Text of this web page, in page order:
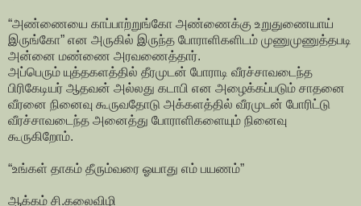
“அண்ணையை காப்பாற்றுங்கோ அண்ணைக்கு உறுதுணையாய்
இருங்கோ” என அருகில் இருந்த போராளிகளிடம் முணுமுணுத்தபடி
அன்னை மண்ணை அரவணைத்தார்.
அப்பெரும் யுத்தகளத்தில் தீரமுடன் போராடி வீரச்சாவடைந்த
பிரிகேடியர் ஆதவன் அல்லது கடாபி என அழைக்கப்படும் சாதனை
வீரனை நினைவு கூருவதோடு அக்களத்தில் வீரமுடன் போரிட்டு
வீரச்சாவடைந்த அனைத்து போராளிகளையும் நினைவு
கூருகிறோம்.
“உங்கள் தாகம் தீரும்வரை ஓயாது எம் பயணம்”
ஆக்கம் சி.கலைவிழி